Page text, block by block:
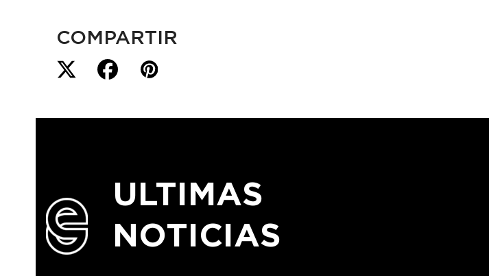
COMPARTIR
ULTIMAS
NOTICIAS